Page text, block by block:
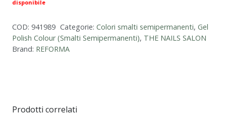
disponibile
COD: 941989 Categorie: Colori smalti semipermanenti, Gel
Polish Colour (Smalti Semipermanenti), THE NAILS SALON
Brand: REFORMA
Prodotti correlati